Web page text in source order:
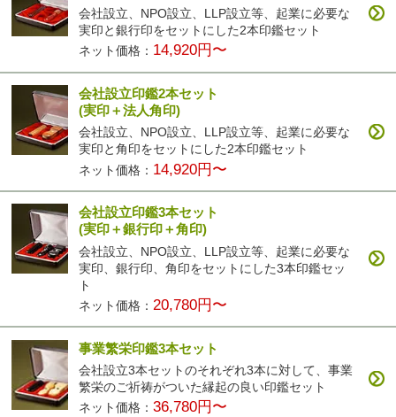
会社設立、NPO設立、LLP設立等、起業に必要な
実印と銀行印をセットにした2本印鑑セット
ネット価格： 14,920円〜
会社設立印鑑2本セット
(実印＋法人角印)
会社設立、NPO設立、LLP設立等、起業に必要な
実印と角印をセットにした2本印鑑セット
ネット価格： 14,920円〜
会社設立印鑑3本セット
(実印＋銀行印＋角印)
会社設立、NPO設立、LLP設立等、起業に必要な
実印、銀行印、角印をセットにした3本印鑑セッ
ト
ネット価格： 20,780円〜
事業繁栄印鑑3本セット
会社設立3本セットのそれぞれ3本に対して、事業
繁栄のご祈祷がついた縁起の良い印鑑セット
ネット価格：36,780円〜